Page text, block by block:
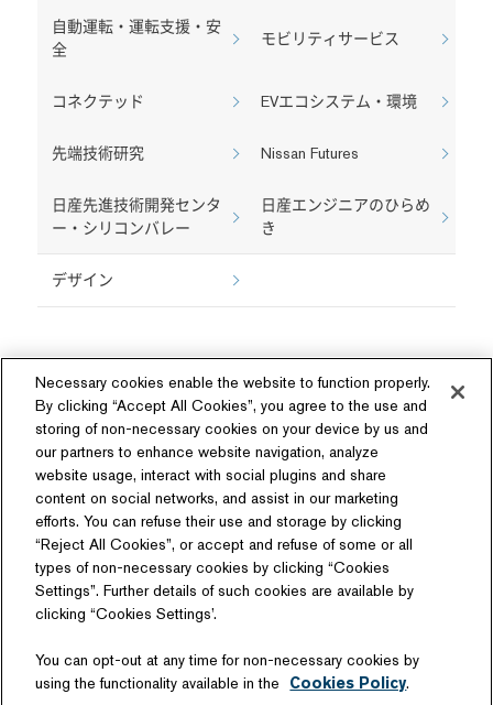
自動運転・運転支援・安
全
モビリティサービス
コネクテッド EVエコシステム・環境
先端技術研究 Nissan Futures
日産先進技術開発センタ
ー・シリコンバレー
日産エンジニアのひらめ
き
デザイン
ソーシャルメディア
関連サイト
日産自動車硬式野球部
Necessary cookies enable the website to function properly.
By clicking “Accept All Cookies”, you agree to the use and
storing of non-necessary cookies on your device by us and
our partners to enhance website navigation, analyze
website usage, interact with social plugins and share
content on social networks, and assist in our marketing
efforts. You can refuse their use and storage by clicking
“Reject All Cookies”, or accept and refuse of some or all
types of non-necessary cookies by clicking “Cookies
Settings”. Further details of such cookies are available by
clicking “Cookies Settings’.
You can opt-out at any time for non-necessary cookies by
using the functionality available in the
Cookies Policy.